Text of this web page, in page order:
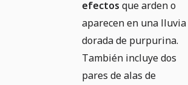
efectos que arden o
aparecen en una lluvia
dorada de purpurina.
También incluye dos
pares de alas de